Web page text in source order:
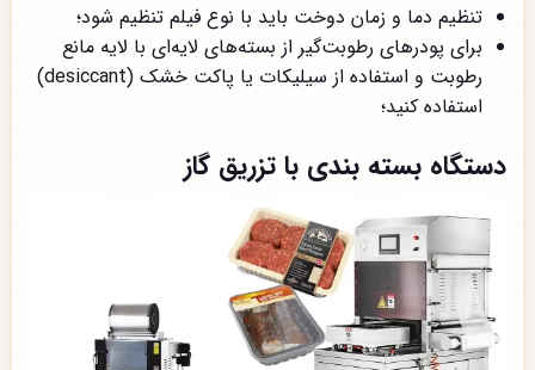
تنظیم دما و زمان دوخت باید با نوع فیلم تنظیم شود؛
برای پودرهای رطوبت‌گیر از بسته‌های لایه‌ای با لایه مانع
رطوبت و استفاده از سیلیکات یا پاکت خشک (desiccant)
استفاده کنید؛
دستگاه بسته بندی با تزریق گاز